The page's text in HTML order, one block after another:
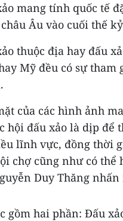
mang tính quốc tế
Âu vào cuối thế
thuộc địa hay đấu
Mỹ đều có sự
của các hình ảnh
hội đấu xảo là dịp
lĩnh vực, đồng thời
chợ cũng như có
Duy Thăng nhấn
gồm hai phần: Đấu